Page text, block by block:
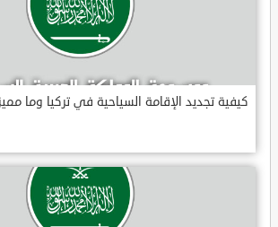
كيفية تجديد الإقامة السياحية في تركيا وما